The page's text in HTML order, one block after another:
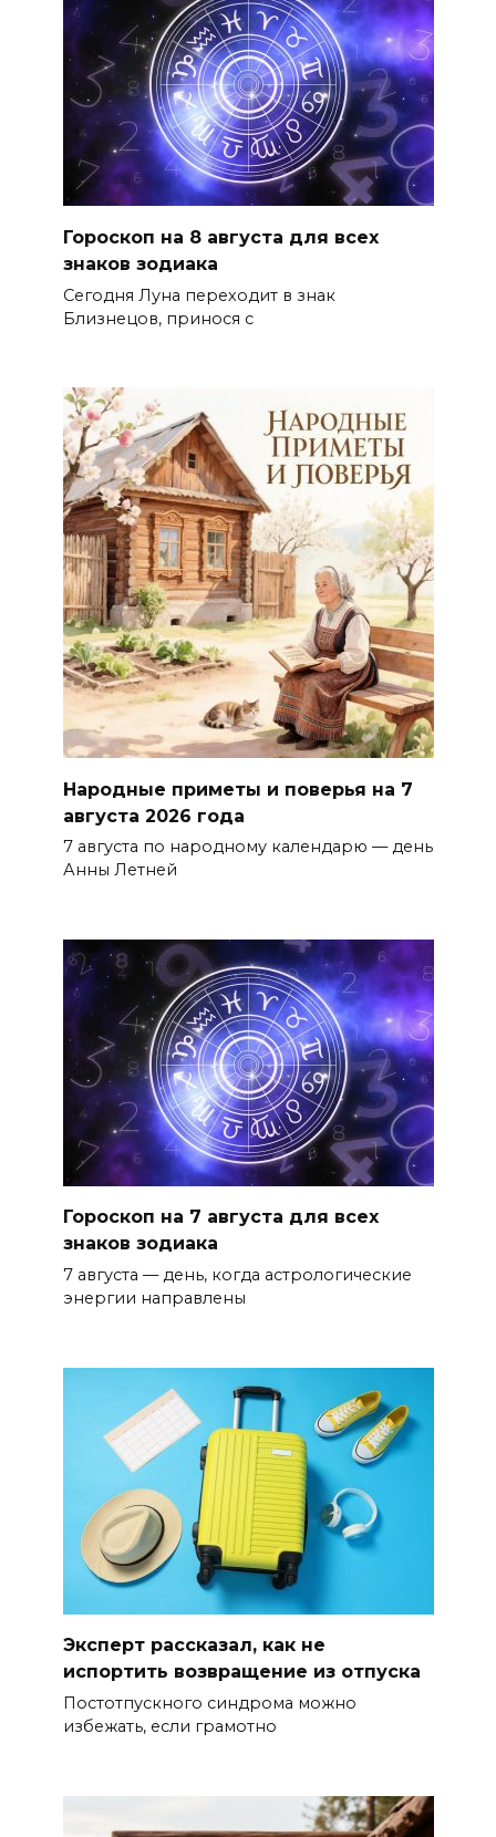
Гороскоп на 8 августа для всех
знаков зодиака
Сегодня Луна переходит в знак
Близнецов, принося с
Народные приметы и поверья на 7
августа 2026 года
7 августа по народному календарю — день
Анны Летней
Гороскоп на 7 августа для всех
знаков зодиака
7 августа — день, когда астрологические
энергии направлены
Эксперт рассказал, как не
испортить возвращение из отпуска
Постотпускного синдрома можно
избежать, если грамотно